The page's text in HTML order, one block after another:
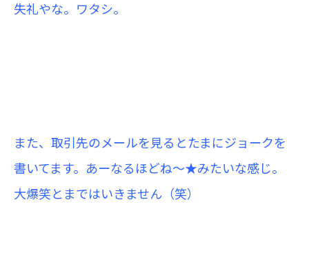
失礼やな。ワタシ。
また、取引先のメールを見るとたまにジョークを
書いてます。あーなるほどね～★みたいな感じ。
大爆笑とまではいきません（笑）